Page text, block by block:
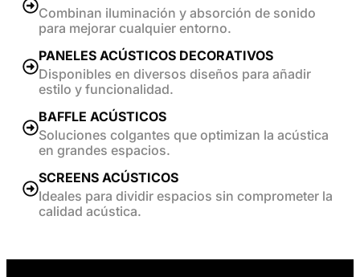
Combinan iluminación y absorción de sonido
para mejorar cualquier entorno.
PANELES ACÚSTICOS DECORATIVOS
Disponibles en diversos diseños para añadir
estilo y funcionalidad.
BAFFLE ACÚSTICOS
Soluciones colgantes que optimizan la acústica
en grandes espacios.
SCREENS ACÚSTICOS
Ideales para dividir espacios sin comprometer la
calidad acústica.